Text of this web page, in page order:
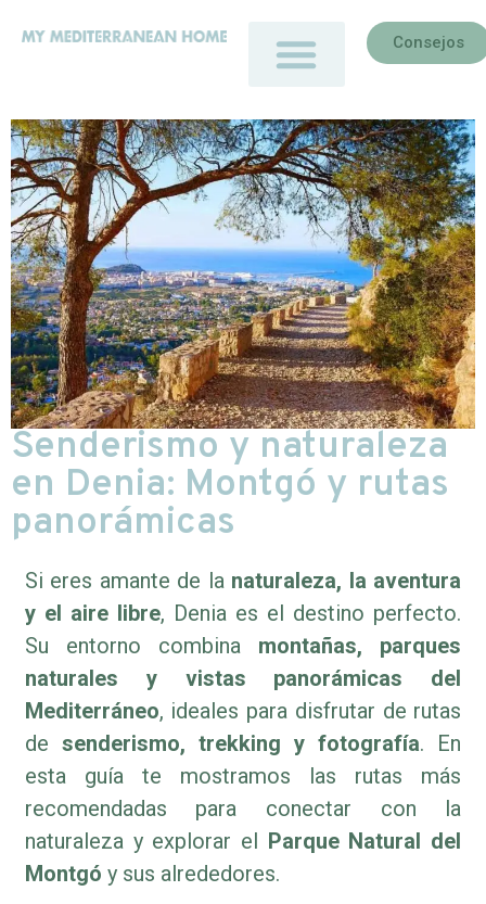
Consejos
Senderismo y naturaleza
en Denia: Montgó y rutas
panorámicas
Si eres amante de la naturaleza, la aventura
y el aire libre, Denia es el destino perfecto.
Su entorno combina montañas, parques
naturales y vistas panorámicas del
Mediterráneo, ideales para disfrutar de rutas
de senderismo, trekking y fotografía. En
esta guía te mostramos las rutas más
recomendadas para conectar con la
naturaleza y explorar el Parque Natural del
Montgó y sus alrededores.